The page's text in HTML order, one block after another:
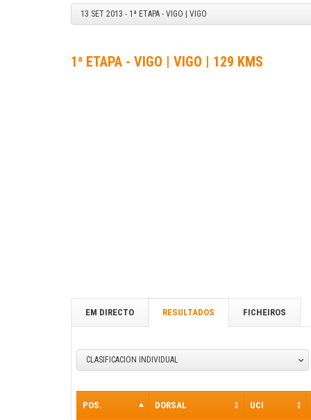
13 SET 2013 - 1ª ETAPA - VIGO | VIGO
1ª ETAPA - VIGO | VIGO | 129 KMS
EM DIRECTO RESULTADOS FICHEIROS
CLASIFICACION INDIVIDUAL
POS. DORSAL UCI